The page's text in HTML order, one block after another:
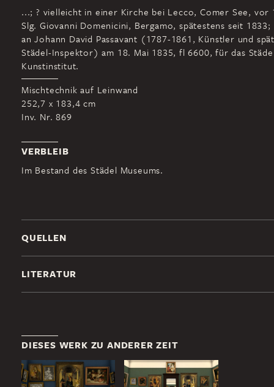
...; ? vielleicht in einer Kirche bei Lecco, Comer See, vor
Slg. Giovanni Domenicini, Bergamo, spätestens seit
an Johann David Passavant (1787-1861, Künstler und
Städel-Inspektor) am 18. Mai 1835, fl 6600, für das
Kunstinstitut.
Mischtechnik auf Leinwand
252,7 x 183,4 cm
Inv. Nr. 869
VERBLEIB
Im Bestand des Städel Museums.
QUELLEN
LITERATUR
DIESES WERK ZU ANDERER ZEIT